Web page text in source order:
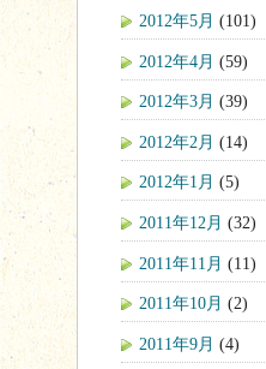
2012年5月 (101)
2012年4月 (59)
2012年3月 (39)
2012年2月 (14)
2012年1月 (5)
2011年12月 (32)
2011年11月 (11)
2011年10月 (2)
2011年9月 (4)